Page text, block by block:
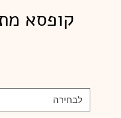
קופסא
לבחירה